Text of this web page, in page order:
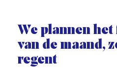
We plannen
van de maand,
regent